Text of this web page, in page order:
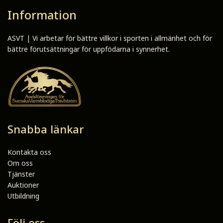
Information
ASVT | Vi arbetar för bättre villkor i sporten i allmänhet och för
bättre förutsättningar för uppfödarna i synnerhet.
Snabba länkar
Kontakta oss
Om oss
Tjänster
Auktioner
Utbildning